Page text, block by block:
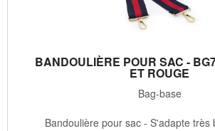
BANDOULIÈRE POUR SAC -
ET ROUGE
Bag-base
Bandoulière pour sac - S'adapte très